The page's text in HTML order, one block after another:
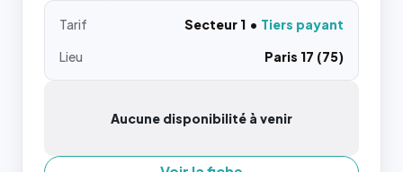
Tarif Secteur 1
Tiers payant
Lieu
Paris 17 (75)
Aucune disponibilité à venir